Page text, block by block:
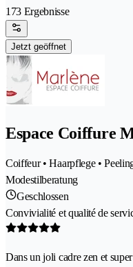
173 Ergebnisse
Jetzt geöffnet
Espace Coiffure
Coiffeur • Haarpflege •
Modestilberatung
Geschlossen
Convivialité et qualité de
Dans un joli cadre zen et